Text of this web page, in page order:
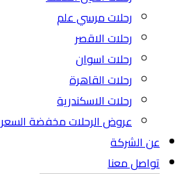
رحلات مرسي علم
رحلات الاقصر
رحلات اسوان
رحلات القاهرة
رحلات الاسكندرية
عروض الرحلات مخفضة السعر
عن الشركة
تواصل معنا